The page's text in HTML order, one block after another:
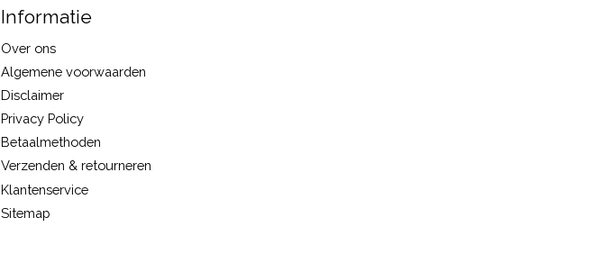
Informatie
Over ons
Algemene voorwaarden
Disclaimer
Privacy Policy
Betaalmethoden
Verzenden & retourneren
Klantenservice
Sitemap